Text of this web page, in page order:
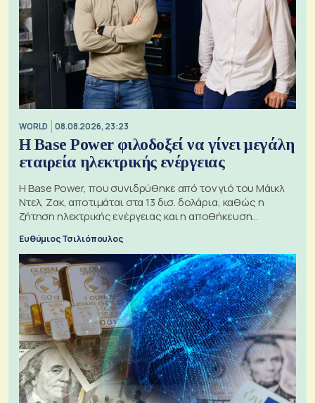
WORLD 08.08.2026, 23:23
Η Base Power φιλοδοξεί να γίνει μεγάλη
εταιρεία ηλεκτρικής ενέργειας
Η Base Power, που συνιδρύθηκε από τον γιό του Μάικλ
Ντελ, Ζακ, αποτιμάται στα 13 δισ. δολάρια, καθώς η
ζήτηση ηλεκτρικής ενέργειας και η αποθήκευση
Ευθύμιος Τσιλιόπουλος